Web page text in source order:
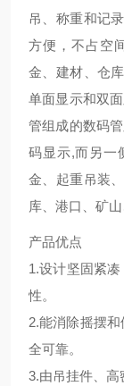
吊、称重和记
方便，不占空
金、建材、仓
单面显示和双
管组成的数码
码显示,而另一
金、起重吊装
库、港口、矿
产品优点
1.设计坚固紧
性。
2.能消除摇摆
全可靠。
3.由吊挂件、高